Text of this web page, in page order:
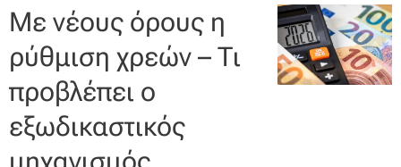
Με νέους όρους η
ρύθμιση χρεών – Τι
προβλέπει ο
εξωδικαστικός